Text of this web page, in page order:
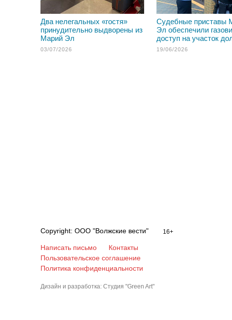
Два нелегальных «гостя»
принудительно выдворены из
Марий Эл
03/07/2026
Судебные приставы
Эл обеспечили
доступ на участок
19/06/2026
Copyright: ООО "Волжские вести" 16+
Написать письмо
Контакты
Пользовательское соглашение
Политика конфиденциальности
Дизайн и разработка: Студия "Green Art"